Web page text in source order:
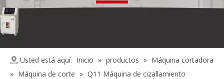
Usted está aquí: Inicio » productos » Máquina cortadora
» Máquina de corte » Q11 Máquina de cizallamiento